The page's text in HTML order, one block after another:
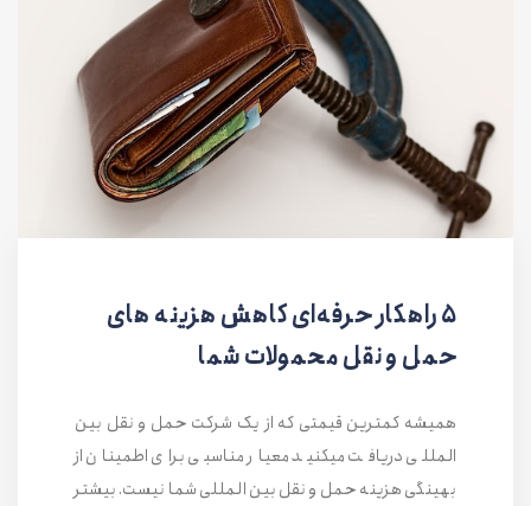
۵ راهکار حرفه‌ای کاهش هزینه های
حمل و نقل محمولات شما
همیشه کمترین قیمتی که از یک شرکت حمل و نقل بین
المللی دریافت میکنید معیار مناسبی برای اطمینان از
بهینگی هزینه حمل و نقل بین المللی شما نیست. بیشتر